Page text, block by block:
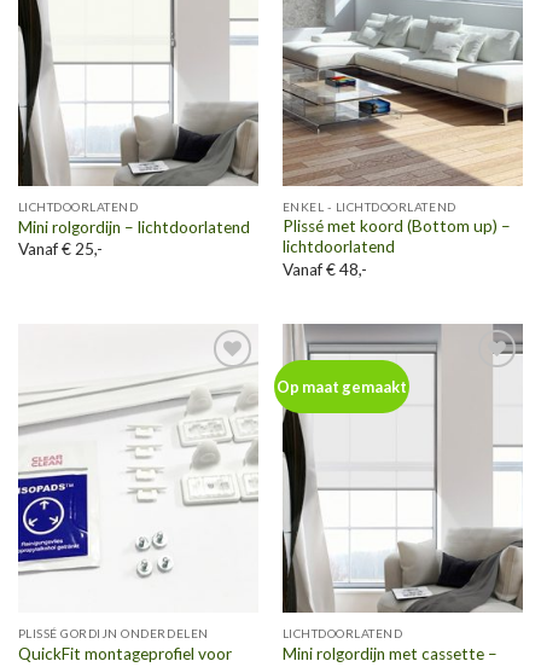
LICHTDOORLATEND
Mini rolgordijn – lichtdoorlatend
Vanaf € 25,-
ENKEL - LICHTDOORLATEND
Plissé met koord (Bottom up) –
lichtdoorlatend
Vanaf € 48,-
Toevoegen
aan
wenslijst
PLISSÉ GORDIJN ONDERDELEN
QuickFit montageprofiel voor
Op maat gemaakt
LICHTDOORLATEND
Mini rolgordijn met cassette –